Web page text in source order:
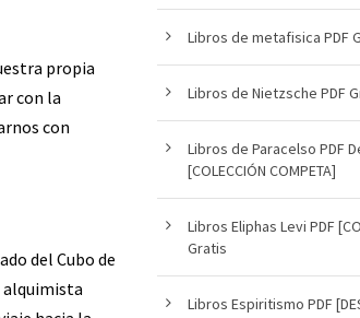
propia
con la
con
del Cubo de
alquimista
Libros de metafisica PDF
Libros de Nietzsche PDF
Libros de Paracelso PDF
[COLECCIÓN COMPETA]
Libros Eliphas Levi PDF
Gratis
Libros Espiritismo PDF